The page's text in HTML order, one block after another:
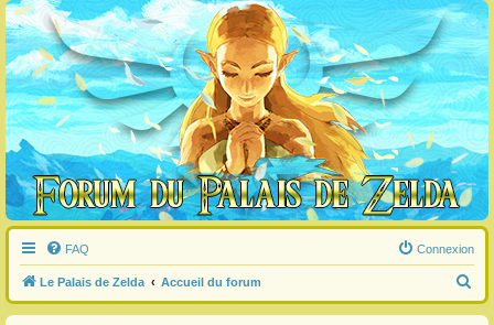
FAQ Connexion
Le Palais de Zelda Accueil du forum
e